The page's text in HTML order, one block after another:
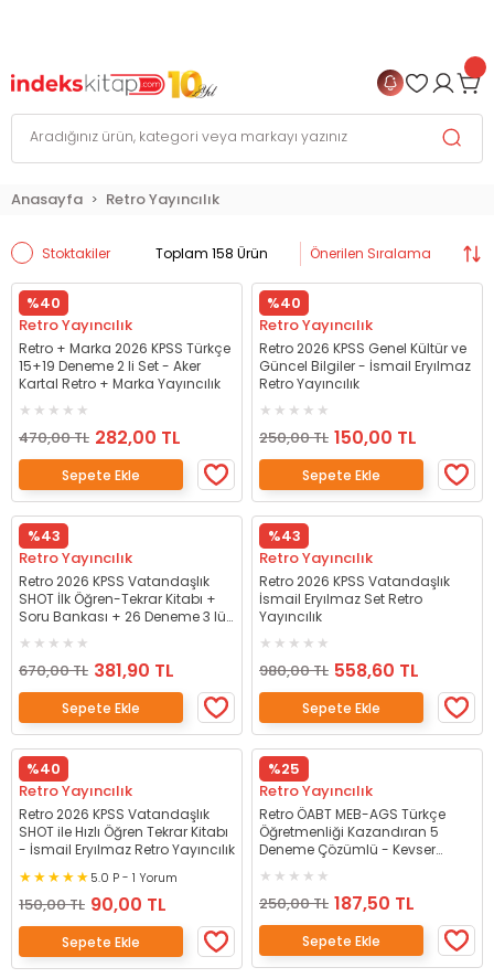
Anasayfa Retro Yayıncılık
Stoktakiler Toplam 158 Ürün
%40
Retro Yayıncılık
Retro + Marka 2026 KPSS Türkçe
15+19 Deneme 2 li Set - Aker
Kartal Retro + Marka Yayıncılık
470,00 TL 282,00 TL
Sepete Ekle
%40
Retro Yayıncılık
Retro 2026 KPSS Genel Kültür ve
Güncel Bilgiler - İsmail Eryılmaz
Retro Yayıncılık
250,00 TL 150,00 TL
Sepete Ekle
%43
Retro Yayıncılık
Retro 2026 KPSS Vatandaşlık
SHOT İlk Öğren-Tekrar Kitabı +
Soru Bankası + 26 Deneme 3 lü
Yayıncılık
670,00 TL 381,90 TL
Sepete Ekle
%43
Retro Yayıncılık
Retro 2026 KPSS Vatandaşlık
İsmail Eryılmaz Set Retro
Yayıncılık
980,00 TL 558,60 TL
Sepete Ekle
%40
Retro Yayıncılık
Retro 2026 KPSS Vatandaşlık
SHOT ile Hızlı Öğren Tekrar Kitabı
- İsmail Eryılmaz Retro Yayıncılık
5.0 P - 1 Yorum
150,00 TL 90,00 TL
Sepete Ekle
%25
Retro Yayıncılık
Retro ÖABT MEB-AGS Türkçe
Öğretmenliği Kazandıran 5
Deneme Çözümlü - Kevser
250,00 TL 187,50 TL
Sepete Ekle